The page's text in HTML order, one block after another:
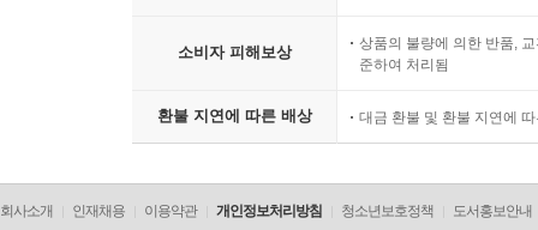
소비자 피해보상
상품의 불량에 의한 반품,
준하여 처리됨
환불 지연에 따른 배상 대금 환불 및 환불 지연에
회사소개 인재채용 이용약관 개인정보처리방침 청소년보호정책 도서홍보안내